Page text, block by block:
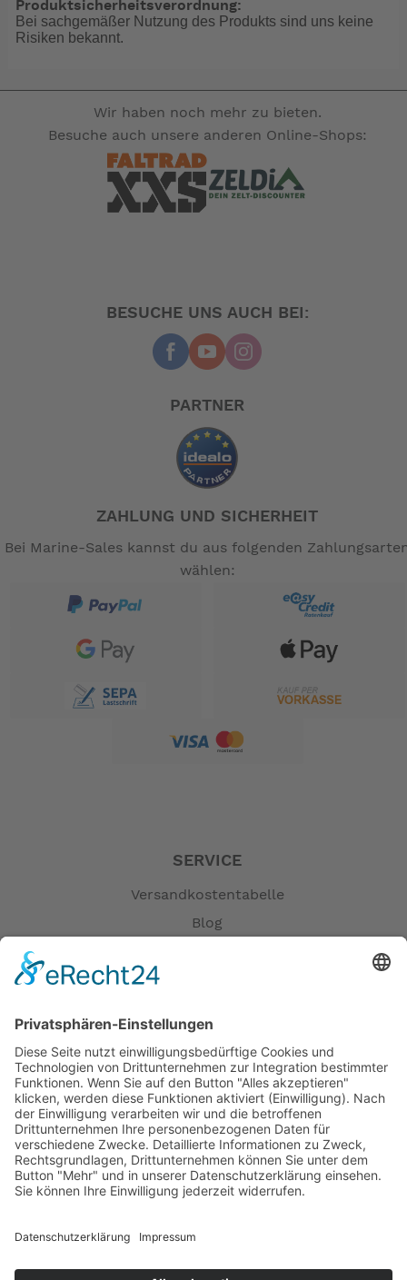
Produktsicherheitsverordnung:
Bei sachgemäßer Nutzung des Produkts sind uns keine
Risiken bekannt.
Wir haben noch mehr zu bieten.
Besuche auch unsere anderen Online-Shops:
BESUCHE UNS AUCH BEI:
PARTNER
ZAHLUNG UND SICHERHEIT
Bei Marine-Sales kannst du aus folgenden
wählen:
SERVICE
Versandkostentabelle
Blog
Öffnungszeiten
Versandpartner
Verfügbarkeiten
Zahlung und Versand
Datenschutz
Fernabsatz
Widerrufsrecht bei Reparatur